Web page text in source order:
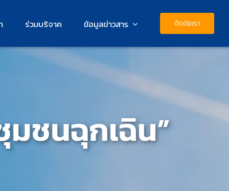
ร่วมบริจาค ข้อมูลข่าวสาร ติดต่อเรา
ชนฉุกเฉิน”